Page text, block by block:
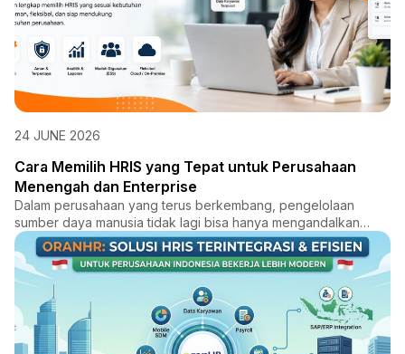
24 JUNE 2026
Cara Memilih HRIS yang Tepat untuk Perusahaan
Menengah dan Enterprise
Dalam perusahaan yang terus berkembang, pengelolaan
sumber daya manusia tidak lagi bisa hanya mengandalkan
proses manual...